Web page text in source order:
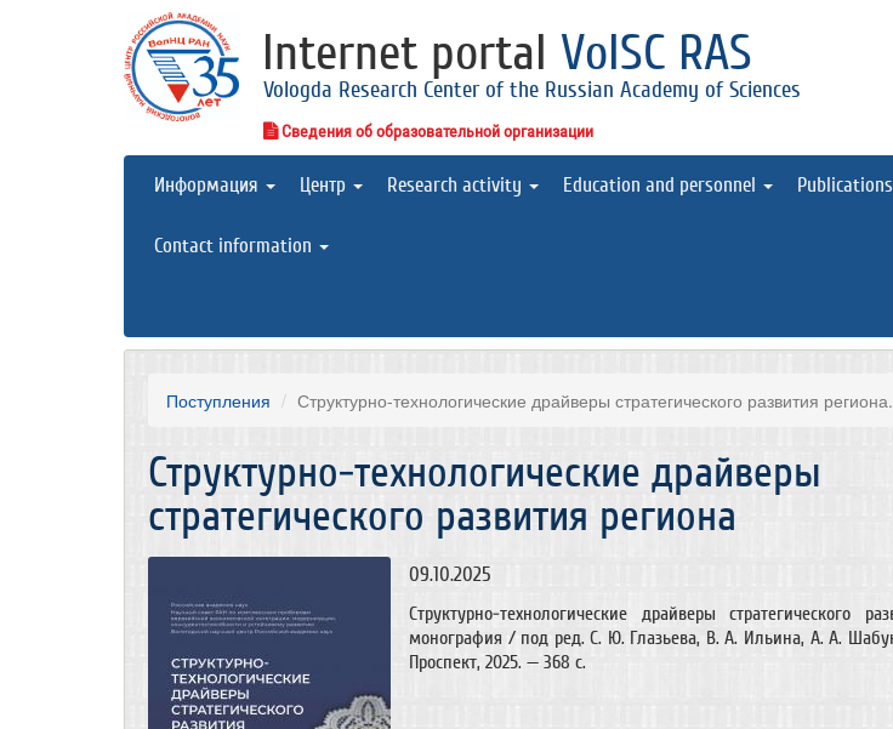
Internet portal VolSC RAS
Vologda Research Center of the Russian Academy of Sciences
Сведения об образовательной организации
Информация Центр Research activity Education and personnel Publications
Contact information
Поступления Структурно-технологические драйверы стратегического развития
Структурно-технологические драйверы
стратегического развития региона
09.10.2025
Структурно-технологические драйверы стратегического
монография / под ред. С. Ю. Глазьева, В. А. Ильина, А. А.
Проспект, 2025. — 368 с.